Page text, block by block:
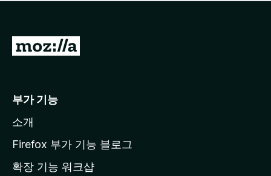
점
습
니
M
l
a
부가 기능
소개
Firefox 부가 기능 블로그
확장 기능 워크샵